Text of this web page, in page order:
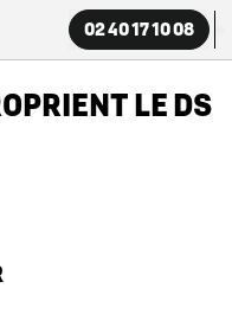
02 40 17 10 08
LE DS